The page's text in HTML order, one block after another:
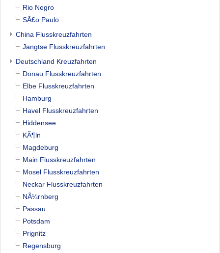
Rio Negro
SÃ£o Paulo
China Flusskreuzfahrten
Jangtse Flusskreuzfahrten
Deutschland Kreuzfahrten
Donau Flusskreuzfahrten
Elbe Flusskreuzfahrten
Hamburg
Havel Flusskreuzfahrten
Hiddensee
KÃ¶ln
Magdeburg
Main Flusskreuzfahrten
Mosel Flusskreuzfahrten
Neckar Flusskreuzfahrten
NÃ¼rnberg
Passau
Potsdam
Prignitz
Regensburg